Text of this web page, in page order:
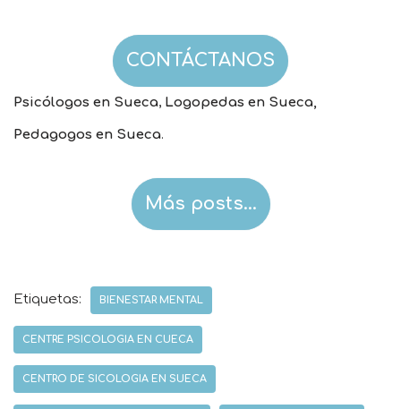
CONTÁCTANOS
Psicólogos en Sueca, Logopedas en Sueca,
Pedagogos en Sueca.
Más posts…
Etiquetas: BIENESTAR MENTAL
CENTRE PSICOLOGIA EN CUECA
CENTRO DE SICOLOGIA EN SUECA